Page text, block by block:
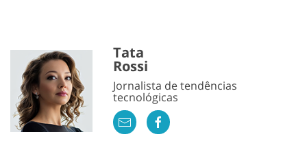
Tata
Rossi
Jornalista de tendências
tecnológicas